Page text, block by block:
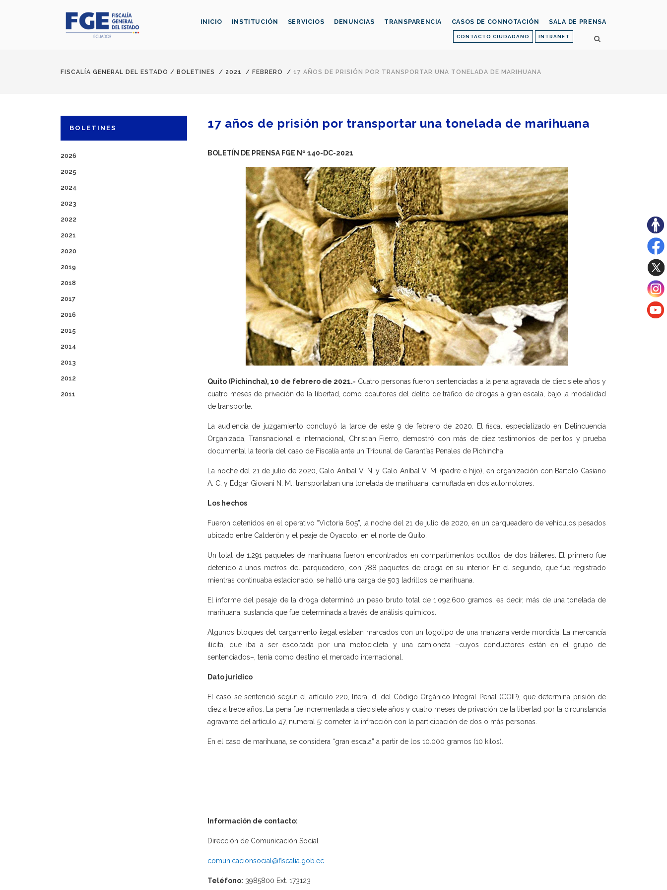
CONTACTO CIUDADANO INTRANET
INICIO INSTITUCIÓN SERVICIOS DENUNCIAS TRANSPARENCIA CASOS DE CONNOTACIÓN SALA DE PRENSA
FISCALÍA GENERAL DEL ESTADO / BOLETINES / 2021 / FEBRERO / 17 AÑOS DE PRISIÓN POR TRANSPORTAR UNA TONELADA DE MARIHUANA
BOLETINES
2026
2025
2024
2023
2022
2021
2020
2019
2018
2017
2016
2015
2014
2013
2012
2011
17 años de prisión por transportar una tonelada de marihuana
BOLETÍN DE PRENSA FGE Nº 140-DC-2021
Quito (Pichincha), 10 de febrero de 2021.- Cuatro personas fueron sentenciadas a la pena agravada de diecisiete años y
cuatro meses de privación de la libertad, como coautores del delito de tráfico de drogas a gran escala, bajo la modalidad
de transporte.
La audiencia de juzgamiento concluyó la tarde de este 9 de febrero de 2020. El fiscal especializado en Delincuencia
Organizada, Transnacional e Internacional, Christian Fierro, demostró con más de diez testimonios de peritos y prueba
documental la teoría del caso de Fiscalía ante un Tribunal de Garantías Penales de Pichincha.
La noche del 21 de julio de 2020, Galo Aníbal V. N. y Galo Aníbal V. M. (padre e hijo), en organización con Bartolo Casiano
A. C. y Édgar Giovani N. M., transportaban una tonelada de marihuana, camuflada en dos automotores.
Los hechos
Fueron detenidos en el operativo “Victoria 605”, la noche del 21 de julio de 2020, en un parqueadero de vehículos pesados
ubicado entre Calderón y el peaje de Oyacoto, en el norte de Quito.
Un total de 1.291 paquetes de marihuana fueron encontrados en compartimentos ocultos de dos tráileres. El primero fue
detenido a unos metros del parqueadero, con 788 paquetes de droga en su interior. En el segundo, que fue registrado
mientras continuaba estacionado, se halló una carga de 503 ladrillos de marihuana.
El informe del pesaje de la droga determinó un peso bruto total de 1.092.600 gramos, es decir, más de una tonelada de
marihuana, sustancia que fue determinada a través de análisis químicos.
Algunos bloques del cargamento ilegal estaban marcados con un logotipo de una manzana verde mordida. La mercancía
ilícita, que iba a ser escoltada por una motocicleta y una camioneta –cuyos conductores están en el grupo de
sentenciados–, tenía como destino el mercado internacional.
Dato jurídico
El caso se sentenció según el artículo 220, literal d, del Código Orgánico Integral Penal (COIP), que determina prisión de
diez a trece años. La pena fue incrementada a diecisiete años y cuatro meses de privación de la libertad por la circunstancia
agravante del artículo 47, numeral 5: cometer la infracción con la participación de dos o más personas.
En el caso de marihuana, se considera “gran escala” a partir de los 10.000 gramos (10 kilos).
Información de contacto:
Dirección de Comunicación Social
comunicacionsocial@fiscalia.gob.ec
Teléfono: 3985800 Ext. 173123